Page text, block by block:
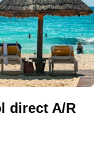
direct A/R